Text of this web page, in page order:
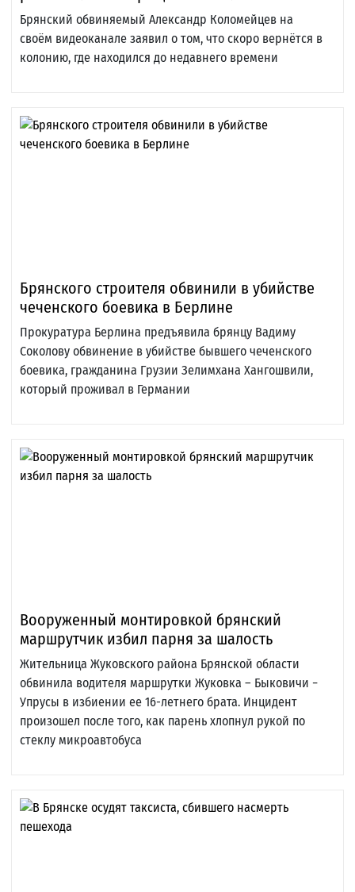
Брянский обвиняемый Александр Коломейцев на
своём видеоканале заявил о том, что скоро вернётся в
колонию, где находился до недавнего времени
Брянского строителя обвинили в убийстве
чеченского боевика в Берлине
Прокуратура Берлина предъявила брянцу Вадиму
Соколову обвинение в убийстве бывшего чеченского
боевика, гражданина Грузии Зелимхана Хангошвили,
который проживал в Германии
Вооруженный монтировкой брянский
маршрутчик избил парня за шалость
Жительница Жуковского района Брянской области
обвинила водителя маршрутки Жуковка – Быковичи −
Упрусы в избиении ее 16-летнего брата. Инцидент
произошел после того, как парень хлопнул рукой по
стеклу микроавтобуса